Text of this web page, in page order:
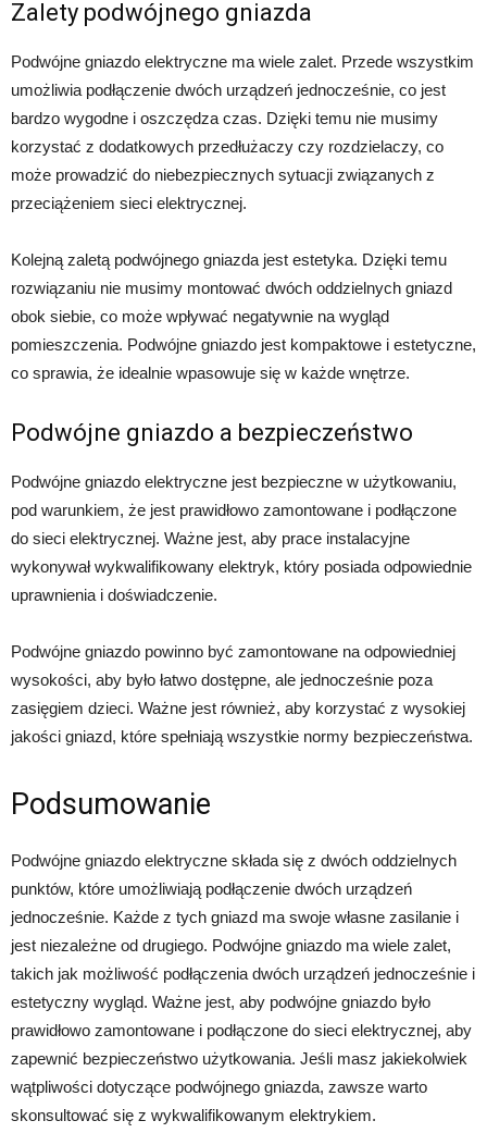
Zalety podwójnego gniazda
Podwójne gniazdo elektryczne ma wiele zalet. Przede wszystkim
umożliwia podłączenie dwóch urządzeń jednocześnie, co jest
bardzo wygodne i oszczędza czas. Dzięki temu nie musimy
korzystać z dodatkowych przedłużaczy czy rozdzielaczy, co
może prowadzić do niebezpiecznych sytuacji związanych z
przeciążeniem sieci elektrycznej.
Kolejną zaletą podwójnego gniazda jest estetyka. Dzięki temu
rozwiązaniu nie musimy montować dwóch oddzielnych gniazd
obok siebie, co może wpływać negatywnie na wygląd
pomieszczenia. Podwójne gniazdo jest kompaktowe i estetyczne,
co sprawia, że idealnie wpasowuje się w każde wnętrze.
Podwójne gniazdo a bezpieczeństwo
Podwójne gniazdo elektryczne jest bezpieczne w użytkowaniu,
pod warunkiem, że jest prawidłowo zamontowane i podłączone
do sieci elektrycznej. Ważne jest, aby prace instalacyjne
wykonywał wykwalifikowany elektryk, który posiada odpowiednie
uprawnienia i doświadczenie.
Podwójne gniazdo powinno być zamontowane na odpowiedniej
wysokości, aby było łatwo dostępne, ale jednocześnie poza
zasięgiem dzieci. Ważne jest również, aby korzystać z wysokiej
jakości gniazd, które spełniają wszystkie normy bezpieczeństwa.
Podsumowanie
Podwójne gniazdo elektryczne składa się z dwóch oddzielnych
punktów, które umożliwiają podłączenie dwóch urządzeń
jednocześnie. Każde z tych gniazd ma swoje własne zasilanie i
jest niezależne od drugiego. Podwójne gniazdo ma wiele zalet,
takich jak możliwość podłączenia dwóch urządzeń jednocześnie i
estetyczny wygląd. Ważne jest, aby podwójne gniazdo było
prawidłowo zamontowane i podłączone do sieci elektrycznej, aby
zapewnić bezpieczeństwo użytkowania. Jeśli masz jakiekolwiek
wątpliwości dotyczące podwójnego gniazda, zawsze warto
skonsultować się z wykwalifikowanym elektrykiem.